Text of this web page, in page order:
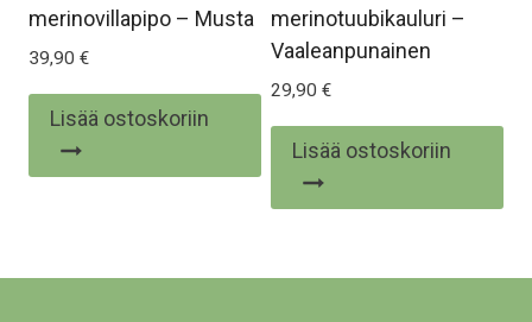
merinovillapipo – Musta
39,90 €
Lisää ostoskoriin
merinotuubikauluri –
Vaaleanpunainen
29,90 €
Lisää ostoskoriin